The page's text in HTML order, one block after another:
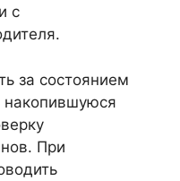
с
за состоянием
накопившуюся
При